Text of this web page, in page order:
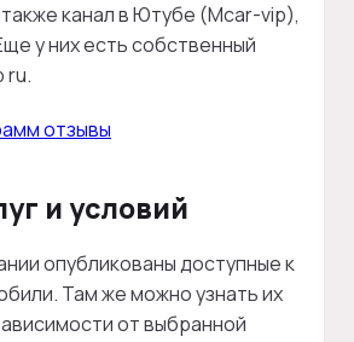
канал в Ютубе (Mcar-vip),
у них есть собственный
ru.
и условий
опубликованы доступные к
Там же можно узнать их
от выбранной